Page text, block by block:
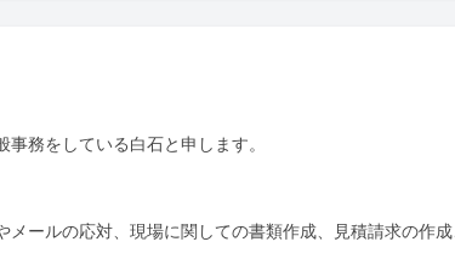
務をしている白石と申します。
ールの応対、現場に関しての書類作成、見積請求の作